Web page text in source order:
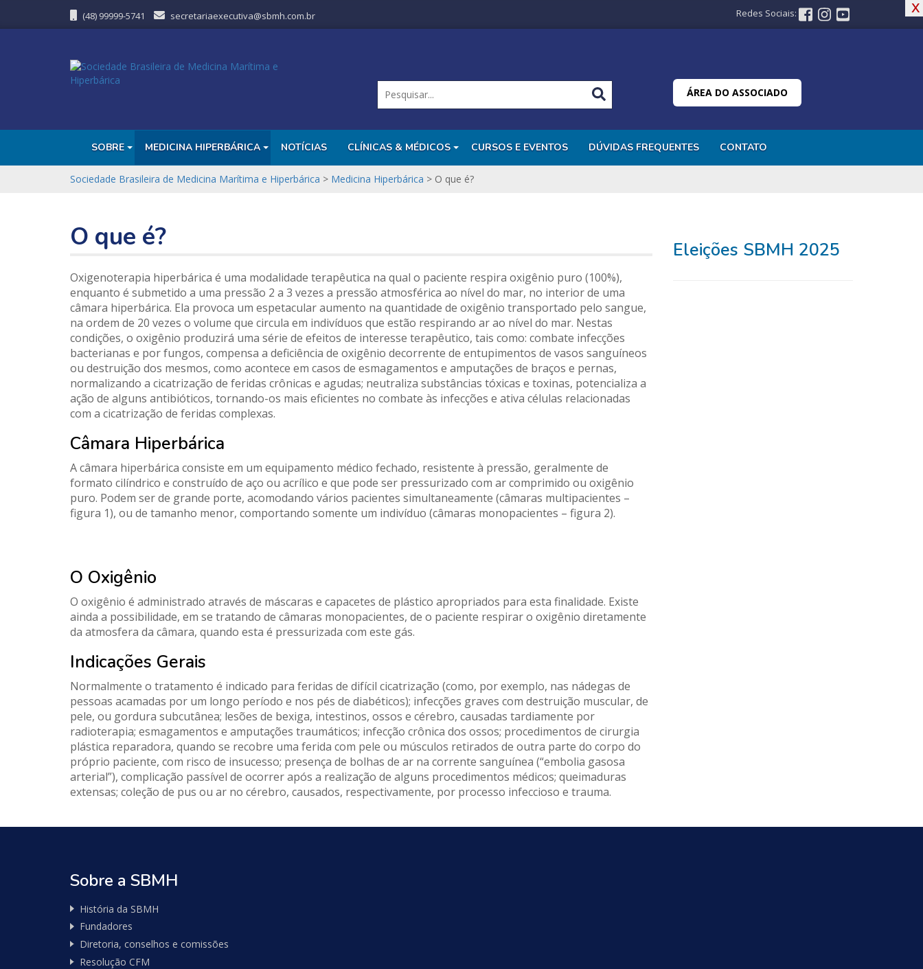
(48) 99999-5741 secretariaexecutiva@sbmh.com.br Redes Sociais:
ÁREA DO ASSOCIADO
SOBRE MEDICINA HIPERBÁRICA NOTÍCIAS CLÍNICAS & MÉDICOS CURSOS E EVENTOS DÚVIDAS FREQUENTES CONTATO
Sociedade Brasileira de Medicina Marítima e Hiperbárica > Medicina Hiperbárica > O que é?
O que é?
Oxigenoterapia hiperbárica é uma modalidade terapêutica na qual o paciente respira oxigênio puro (100%),
enquanto é submetido a uma pressão 2 a 3 vezes a pressão atmosférica ao nível do mar, no interior de uma
câmara hiperbárica. Ela provoca um espetacular aumento na quantidade de oxigênio transportado pelo sangue,
na ordem de 20 vezes o volume que circula em indivíduos que estão respirando ar ao nível do mar. Nestas
condições, o oxigênio produzirá uma série de efeitos de interesse terapêutico, tais como: combate infecções
bacterianas e por fungos, compensa a deficiência de oxigênio decorrente de entupimentos de vasos sanguíneos
ou destruição dos mesmos, como acontece em casos de esmagamentos e amputações de braços e pernas,
normalizando a cicatrização de feridas crônicas e agudas; neutraliza substâncias tóxicas e toxinas, potencializa a
ação de alguns antibióticos, tornando-os mais eficientes no combate às infecções e ativa células relacionadas
com a cicatrização de feridas complexas.
Câmara Hiperbárica
A câmara hiperbárica consiste em um equipamento médico fechado, resistente à pressão, geralmente de
formato cilíndrico e construído de aço ou acrílico e que pode ser pressurizado com ar comprimido ou oxigênio
puro. Podem ser de grande porte, acomodando vários pacientes simultaneamente (câmaras multipacientes –
figura 1), ou de tamanho menor, comportando somente um indivíduo (câmaras monopacientes – figura 2).
O Oxigênio
O oxigênio é administrado através de máscaras e capacetes de plástico apropriados para esta finalidade. Existe
ainda a possibilidade, em se tratando de câmaras monopacientes, de o paciente respirar o oxigênio diretamente
da atmosfera da câmara, quando esta é pressurizada com este gás.
Indicações Gerais
Normalmente o tratamento é indicado para feridas de difícil cicatrização (como, por exemplo, nas nádegas de
pessoas acamadas por um longo período e nos pés de diabéticos); infecções graves com destruição muscular, de
pele, ou gordura subcutânea; lesões de bexiga, intestinos, ossos e cérebro, causadas tardiamente por
radioterapia; esmagamentos e amputações traumáticos; infecção crônica dos ossos; procedimentos de cirurgia
plástica reparadora, quando se recobre uma ferida com pele ou músculos retirados de outra parte do corpo do
próprio paciente, com risco de insucesso; presença de bolhas de ar na corrente sanguínea (“embolia gasosa
arterial”), complicação passível de ocorrer após a realização de alguns procedimentos médicos; queimaduras
extensas; coleção de pus ou ar no cérebro, causados, respectivamente, por processo infeccioso e trauma.
Nossos
Pure
Eleições SBMH 2025
Sobre a SBMH
História da SBMH
Fundadores
Diretoria, conselhos e comissões
Resolução CFM
x
x